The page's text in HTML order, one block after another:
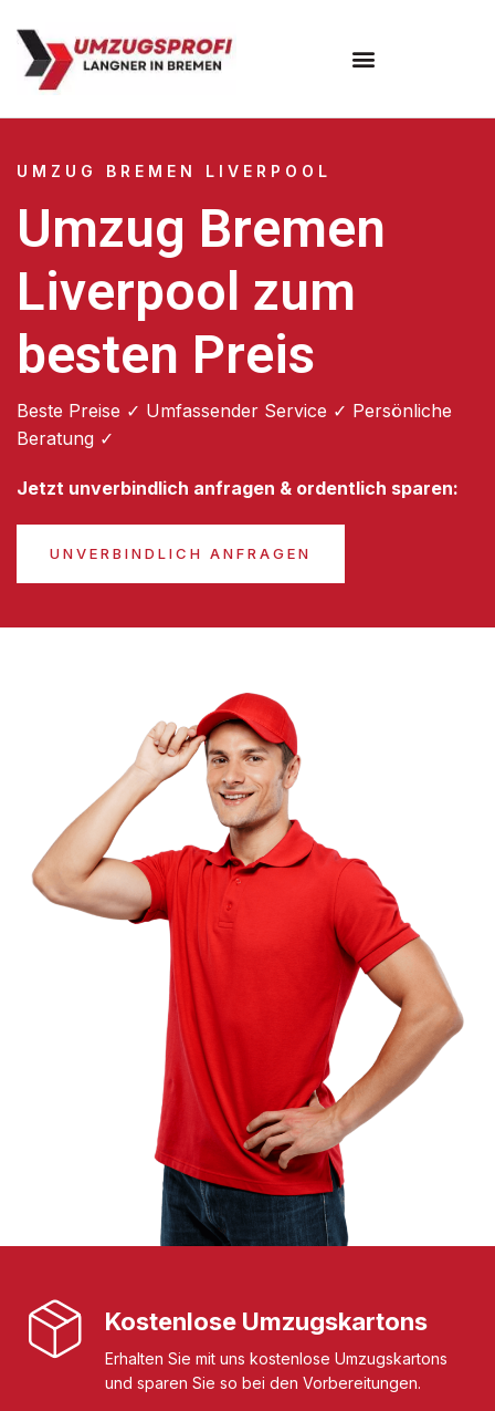
UMZUG BREMEN LIVERPOOL
Umzug Bremen
Liverpool zum
besten Preis
Beste Preise ✓ Umfassender Service ✓ Persönliche
Beratung ✓
Jetzt unverbindlich anfragen & ordentlich sparen:
UNVERBINDLICH ANFRAGEN
Kostenlose Umzugskartons
Erhalten Sie mit uns kostenlose Umzugskartons
und sparen Sie so bei den Vorbereitungen.